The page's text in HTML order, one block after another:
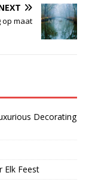
op maat
Decorating
Elk Feest